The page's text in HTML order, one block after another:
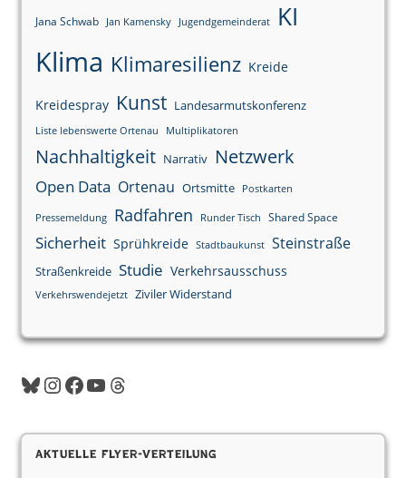
Jana Schwab Jan Kamensky Jugendgemeinderat KI
Klima Klimaresilienz Kreide
Kreidespray Kunst Landesarmutskonferenz
Liste lebenswerte Ortenau Multiplikatoren
Nachhaltigkeit Narrativ Netzwerk
Open Data Ortenau Ortsmitte Postkarten
Pressemeldung Radfahren Runder Tisch Shared Space
Sicherheit Sprühkreide Stadtbaukunst Steinstraße
Straßenkreide Studie Verkehrsausschuss
Verkehrswendejetzt Ziviler Widerstand
BlueskyInstagram
Facebook
YouTubeThreads
Aktuelle Flyer-Verteilung